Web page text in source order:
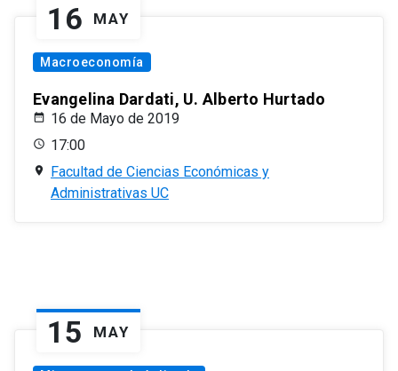
16 MAY
Macroeconomía
Evangelina Dardati, U. Alberto Hurtado
16 de Mayo de 2019
17:00
Facultad de Ciencias Económicas y
Administrativas UC
15 MAY